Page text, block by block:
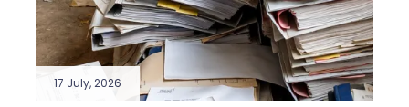
17 July, 2026